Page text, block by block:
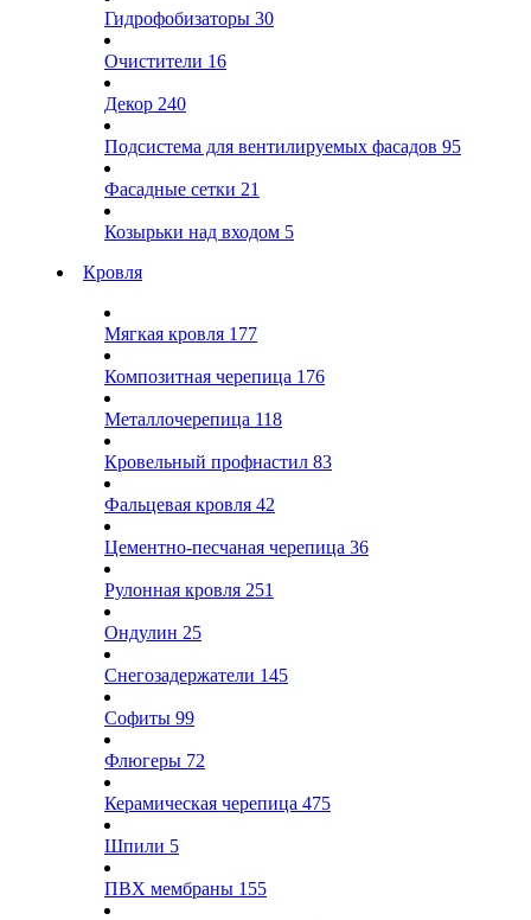
Гидрофобизаторы 30
Очистители 16
Декор 240
Подсистема для вентилируемых фасадов 95
Фасадные сетки 21
Козырьки над входом 5
Кровля
Мягкая кровля 177
Композитная черепица 176
Металлочерепица 118
Кровельный профнастил 83
Фальцевая кровля 42
Цементно-песчаная черепица 36
Рулонная кровля 251
Ондулин 25
Снегозадержатели 145
Софиты 99
Флюгеры 72
Керамическая черепица 475
Шпили 5
ПВХ мембраны 155